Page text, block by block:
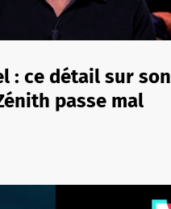
: ce détail sur son
passe mal